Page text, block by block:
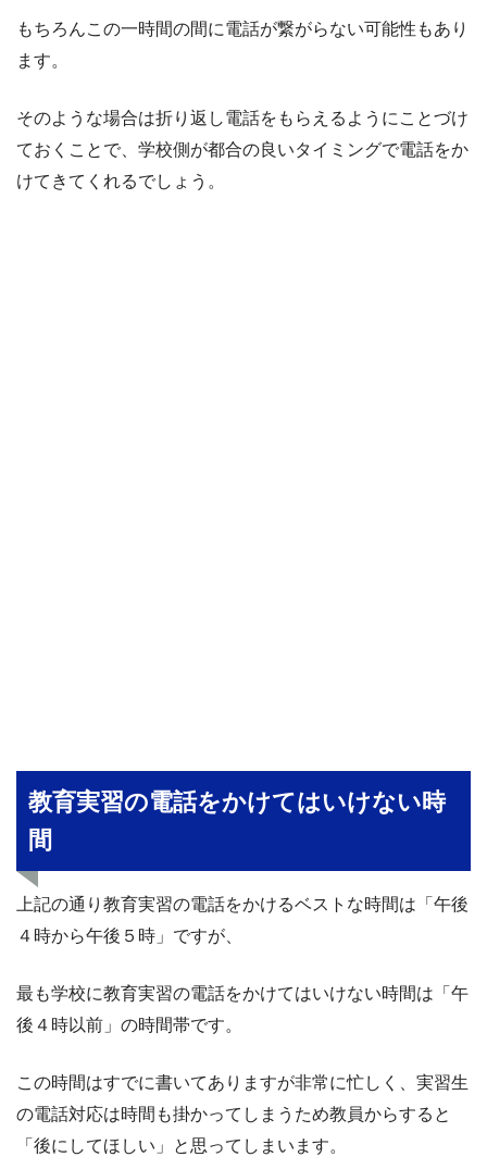
もちろんこの一時間の間に電話が繋がらない可能性もあり
ます。
そのような場合は折り返し電話をもらえるようにことづけ
ておくことで、学校側が都合の良いタイミングで電話をか
けてきてくれるでしょう。
教育実習の電話をかけてはいけない時
間
上記の通り教育実習の電話をかけるベストな時間は「午後
４時から午後５時」ですが、
最も学校に教育実習の電話をかけてはいけない時間は「午
後４時以前」の時間帯です。
この時間はすでに書いてありますが非常に忙しく、実習生
の電話対応は時間も掛かってしまうため教員からすると
「後にしてほしい」と思ってしまいます。